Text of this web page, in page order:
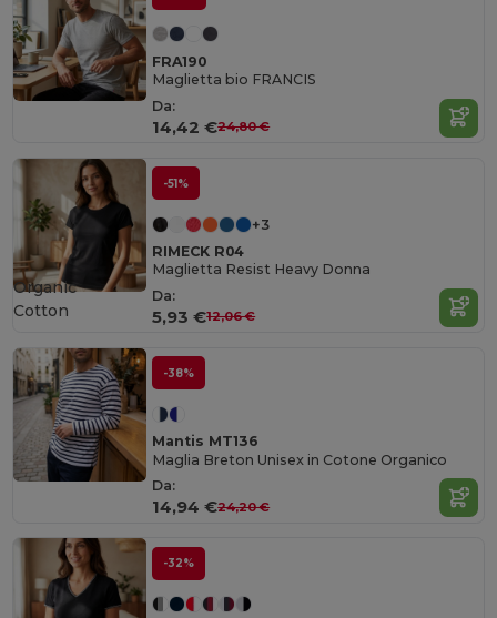
FRA190
Maglietta bio FRANCIS
Da:
14,42 €24,80 €
-51%
+3
RIMECK R04
Maglietta Resist Heavy Donna
Da:
5,93 €12,06 €
Organic
Cotton
-38%
Mantis MT136
Maglia Breton Unisex in Cotone Organico
Da:
14,94 €24,20 €
-32%